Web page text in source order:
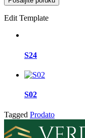
Edit Template
S24
S02
Tagged Prodato